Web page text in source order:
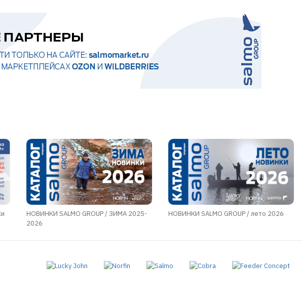
НОВИНКИ SALMO GROUP / ЗИМА 2025-
2026
НОВИНКИ SALMO GROUP / лето 2026